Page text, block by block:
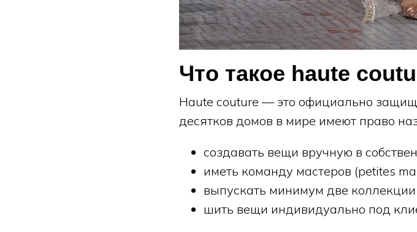
Что такое haute
Haute couture — это официально
десятков домов в мире имеют право
создавать вещи вручную в
иметь команду мастеров (petites
выпускать минимум две коллекции
шить вещи индивидуально под